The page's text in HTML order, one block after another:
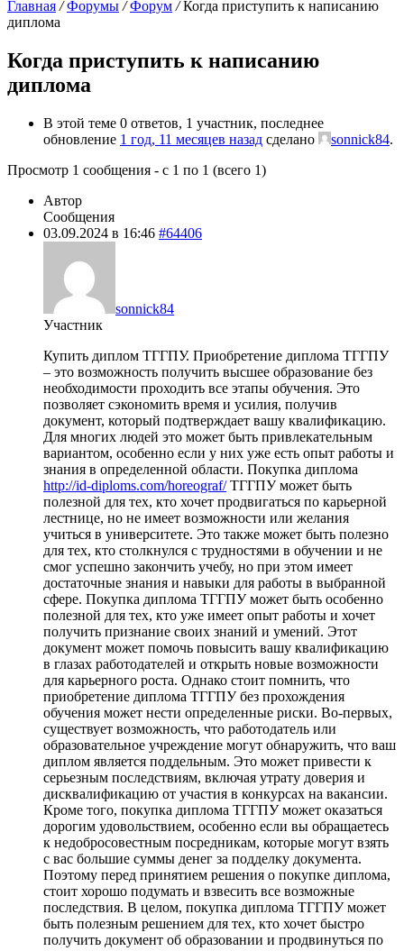
Главная / Форумы / Форум / Когда приступить к написанию
диплома
Когда приступить к написанию
диплома
В этой теме 0 ответов, 1 участник, последнее
обновление 1 год, 11 месяцев назад сделано sonnick84.
Просмотр 1 сообщения - с 1 по 1 (всего 1)
Автор
Сообщения
03.09.2024 в 16:46 #64406
sonnick84
Участник
Купить диплом ТГГПУ. Приобретение диплома ТГГПУ
– это возможность получить высшее образование без
необходимости проходить все этапы обучения. Это
позволяет сэкономить время и усилия, получив
документ, который подтверждает вашу квалификацию.
Для многих людей это может быть привлекательным
вариантом, особенно если у них уже есть опыт работы и
знания в определенной области. Покупка диплома
http://id-diploms.com/horeograf/ТГГПУ может быть
полезной для тех, кто хочет продвигаться по карьерной
лестнице, но не имеет возможности или желания
учиться в университете. Это также может быть полезно
для тех, кто столкнулся с трудностями в обучении и не
смог успешно закончить учебу, но при этом имеет
достаточные знания и навыки для работы в выбранной
сфере. Покупка диплома ТГГПУ может быть особенно
полезной для тех, кто уже имеет опыт работы и хочет
получить признание своих знаний и умений. Этот
документ может помочь повысить вашу квалификацию
в глазах работодателей и открыть новые возможности
для карьерного роста. Однако стоит помнить, что
приобретение диплома ТГГПУ без прохождения
обучения может нести определенные риски. Во-первых,
существует возможность, что работодатель или
образовательное учреждение могут обнаружить, что ваш
диплом является поддельным. Это может привести к
серьезным последствиям, включая утрату доверия и
дисквалификацию от участия в конкурсах на вакансии.
Кроме того, покупка диплома ТГГПУ может оказаться
дорогим удовольствием, особенно если вы обращаетесь
к недобросовестным посредникам, которые могут взять
с вас большие суммы денег за подделку документа.
Поэтому перед принятием решения о покупке диплома,
стоит хорошо подумать и взвесить все возможные
последствия. В целом, покупка диплома ТГГПУ может
быть полезным решением для тех, кто хочет быстро
получить документ об образовании и продвинуться по